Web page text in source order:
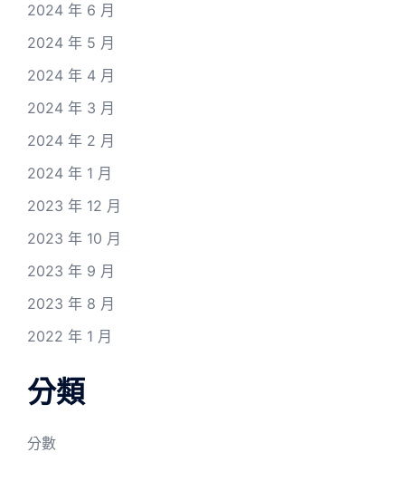
2024 年 6 月
2024 年 5 月
2024 年 4 月
2024 年 3 月
2024 年 2 月
2024 年 1 月
2023 年 12 月
2023 年 10 月
2023 年 9 月
2023 年 8 月
2022 年 1 月
分類
分數